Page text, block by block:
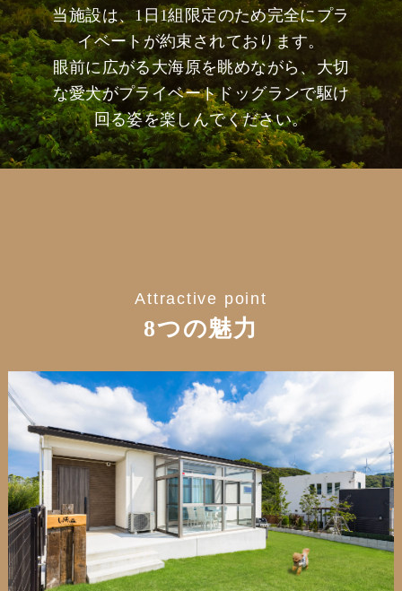
当施設は、1日1組限定のため完全にプラ
イベートが約束されております。
眼前に広がる大海原を眺めながら、大切
な愛犬がプライベートドッグランで駆け
回る姿を楽しんでください。
Attractive point
8つの魅力